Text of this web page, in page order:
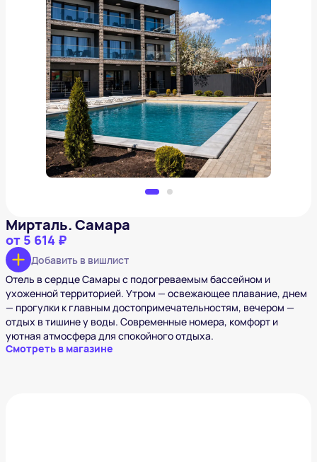
Мирталь. Самара
от5 614 ₽
Добавить в вишлист
Мирталь. Самара
от 5 614 ₽
Добавить в вишлист
Отель в сердце Самары с подогреваемым бассейном и
ухоженной территорией. Утром — освежающее плавание, днем
— прогулки к главным достопримечательностям, вечером —
отдых в тишине у воды. Современные номера, комфорт и
уютная атмосфера для спокойного отдыха.
Смотреть в магазине